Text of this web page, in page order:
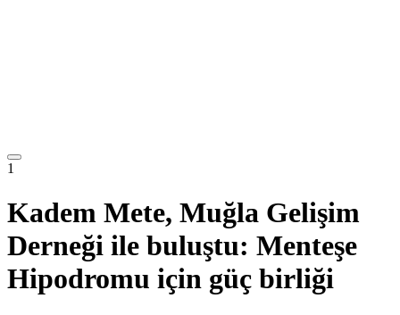
1
Kadem Mete, Muğla Gelişim
Derneği ile buluştu: Menteşe
Hipodromu için güç birliği